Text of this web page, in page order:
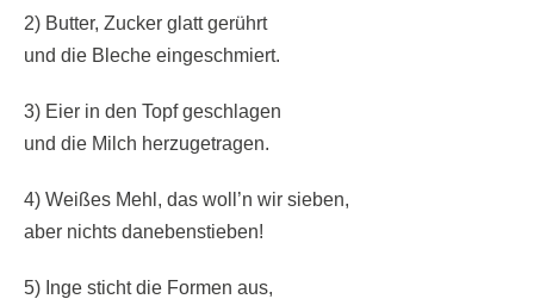
2) Butter, Zucker glatt gerührt
und die Bleche eingeschmiert.
3) Eier in den Topf geschlagen
und die Milch herzugetragen.
4) Weißes Mehl, das woll’n wir sieben,
aber nichts danebenstieben!
5) Inge sticht die Formen aus,